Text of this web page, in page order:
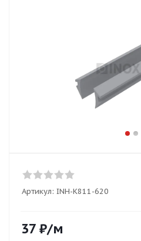
Артикул: INH-K811-620
37 ₽/м